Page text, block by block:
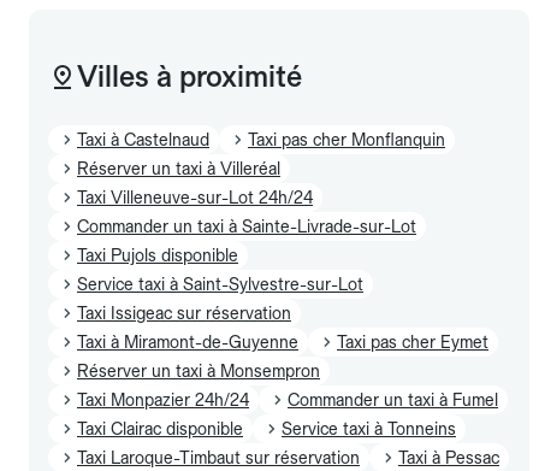
Villes à proximité
Taxi à Castelnaud
Taxi pas cher Monflanquin
Réserver un taxi à Villeréal
Taxi Villeneuve-sur-Lot 24h/24
Commander un taxi à Sainte-Livrade-sur-Lot
Taxi Pujols disponible
Service taxi à Saint-Sylvestre-sur-Lot
Taxi Issigeac sur réservation
Taxi à Miramont-de-Guyenne
Taxi pas cher Eymet
Réserver un taxi à Monsempron
Taxi Monpazier 24h/24
Commander un taxi à Fumel
Taxi Clairac disponible
Service taxi à Tonneins
Taxi Laroque-Timbaut sur réservation
Taxi à Pessac